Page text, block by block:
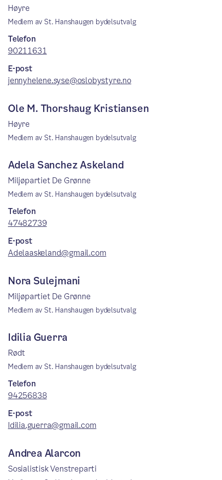
Høyre
Medlem av St. Hanshaugen bydelsutvalg
Telefon
90211631
E-post
jennyhelene.syse@oslobystyre.no
Ole M. Thorshaug Kristiansen
Høyre
Medlem av St. Hanshaugen bydelsutvalg
Adela Sanchez Askeland
Miljøpartiet De Grønne
Medlem av St. Hanshaugen bydelsutvalg
Telefon
47482739
E-post
Adelaaskeland@gmail.com
Nora Sulejmani
Miljøpartiet De Grønne
Medlem av St. Hanshaugen bydelsutvalg
Idilia Guerra
Rødt
Medlem av St. Hanshaugen bydelsutvalg
Telefon
94256838
E-post
Idilia.guerra@gmail.com
Andrea Alarcon
Sosialistisk Venstreparti